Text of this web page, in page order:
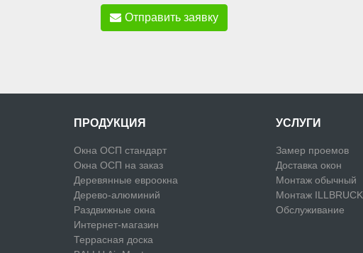
Отправить заявку
ПРОДУКЦИЯ
Окна ОСП стандарт
Окна ОСП на заказ
Деревянные евроокна
Дерево-алюминий
Раздвижные окна
Интернет-магазин
Террасная доска
УСЛУГИ
Замер проемов
Доставка окон
Монтаж обычный
Монтаж ILLBRUCK
Обслуживание